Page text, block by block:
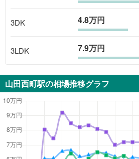
3DK 4.8万円
3LDK 7.9万円
山田西町駅の相場推移グラフ